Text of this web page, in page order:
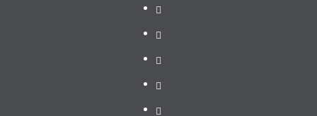
WEB
SERIES
TO
Dehradun
Smart
City
Life
in
Dehradun
Places
to
सम्पर्क